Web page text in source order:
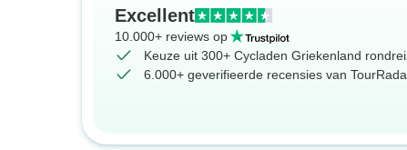
Excellent
10.000+ reviews op
Keuze uit 300+ Cycladen Griekenland
6.000+ geverifieerde recensies van